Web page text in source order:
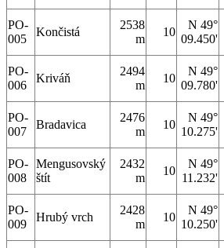
PO-
005
Končistá
2538
m
10
N 49°
09.450'
PO-
006
Kriváň
2494
m
10
N 49°
09.780'
PO-
007
Bradavica
2476
m
10
N 49°
10.275'
PO-
008
Mengusovský
štít
2432
m
10
N 49°
11.232'
PO-
009
Hrubý vrch
2428
m
10
N 49°
10.250'